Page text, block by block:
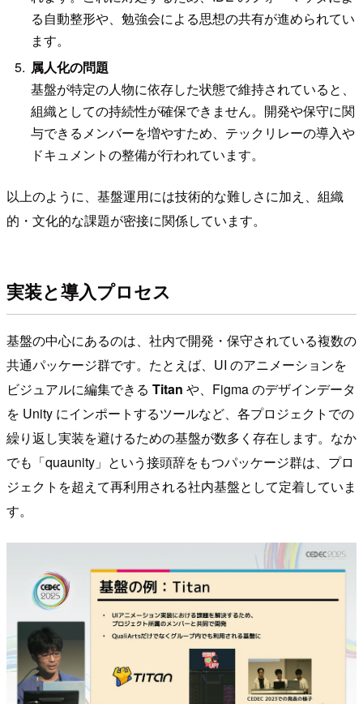
る自動整形や、勉強会による思想の共有が進められてい
ます。
属人化の問題
基盤が特定の人物に依存した状態で維持されていると、
組織としての持続性が確保できません。開発や保守に関
与できるメンバーを増やすため、テックリレーの導入や
ドキュメントの整備が行われています。
以上のように、基盤運用には技術的な難しさに加え、組織
的・文化的な課題が密接に関係しています。
実装と導入プロセス
基盤の中心にあるのは、社内で開発・保守されている複数の
共通パッケージ群です。たとえば、UI のアニメーションを
ビジュアルに編集できる Titan や、Figma のデザインデータ
を Unity にインポートするツールなど、各プロジェクトでの
繰り返し実装を避けるための基盤が数多く存在します。なか
でも「quaunity」という接頭辞をもつパッケージ群は、プロ
ジェクトを超えて再利用される社内基盤として定着していま
す。